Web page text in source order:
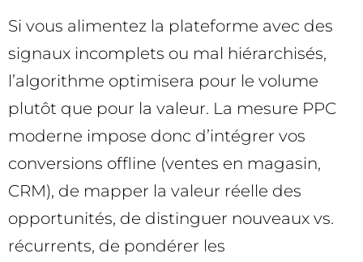
Si vous alimentez la plateforme avec des
signaux incomplets ou mal hiérarchisés,
l’algorithme optimisera pour le volume
plutôt que pour la valeur. La mesure PPC
moderne impose donc d’intégrer vos
conversions offline (ventes en magasin,
CRM), de mapper la valeur réelle des
opportunités, de distinguer nouveaux vs.
récurrents, de pondérer les